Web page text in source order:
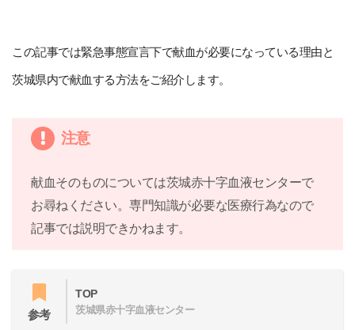
この記事では緊急事態宣言下で献血が必要になっている理由と
茨城県内で献血する方法をご紹介します。
注意
献血そのものについては茨城赤十字血液センターで
お尋ねください。専門知識が必要な医療行為なので
記事では説明できかねます。
参考
TOP
茨城県赤十字血液センター